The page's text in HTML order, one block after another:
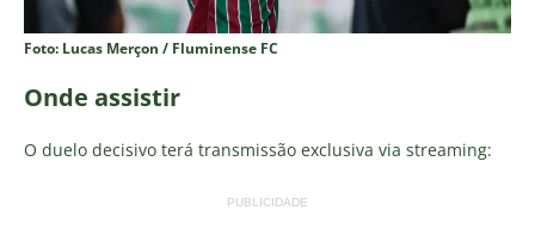
Foto: Lucas Merçon / Fluminense FC
Onde assistir
O duelo decisivo terá transmissão exclusiva via streaming:
PUBLICIDADE